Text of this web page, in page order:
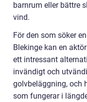
barnrum eller bättre
vind.
För den som söker
Blekinge kan en
ett intressant
invändigt och
golvbeläggning, och
som fungerar i